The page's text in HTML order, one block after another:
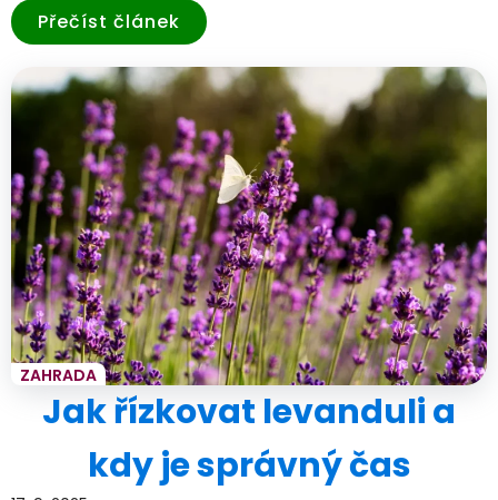
Přečíst článek
ZAHRADA
Jak řízkovat levanduli a
kdy je správný čas